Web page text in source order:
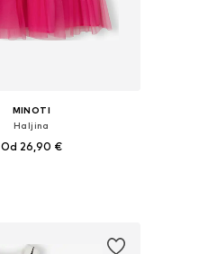
MINOTI
Haljina
Od 26,90 €